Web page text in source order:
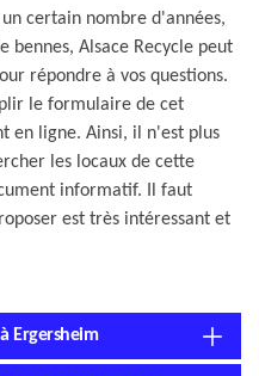
un certain nombre d'années,
bennes, Alsace Recycle peut
répondre à vos questions.
le formulaire de cet
en ligne. Ainsi, il n'est plus
les locaux de cette
informatif. Il faut
est très intéressant et
Ergersheim